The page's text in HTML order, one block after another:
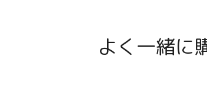
よく一緒に